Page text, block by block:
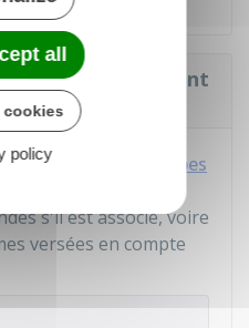
du gérant
différents types
s'il est associé, voire
versées en compte
all
cookies
policy